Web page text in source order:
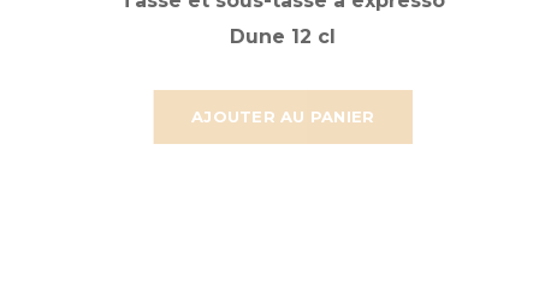
AJOUTER AU PANIER
Dune 12 cl